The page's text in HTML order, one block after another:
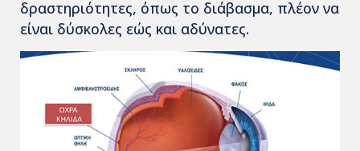
δραστηριότητες, όπως το διάβασμα, πλέον να
είναι δύσκολες εώς και αδύνατες.